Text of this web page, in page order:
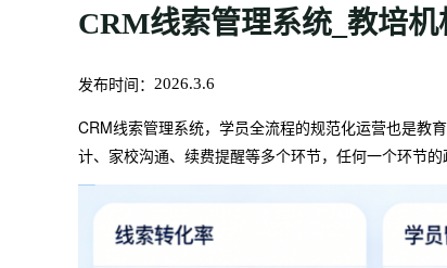
CRM线索管理系统_教培
发布时间： 2026.3.6
CRM线索管理系统，学员全流程的规范化运营也是教
计、家校沟通、续费提醒等多个环节，任何一个环节的